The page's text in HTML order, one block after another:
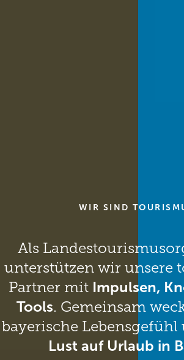
WIR SIND
Als
unterstützen wir unsere
Partner mit Impulsen,
Tools. Gemeinsam
bayerische
Lust auf Urlaub in